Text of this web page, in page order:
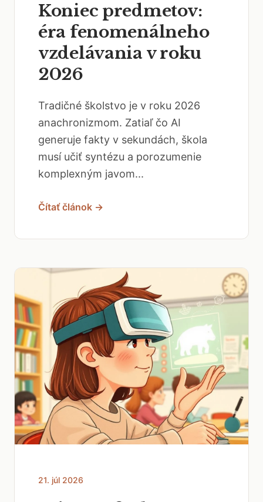
Koniec predmetov:
éra fenomenálneho
vzdelávania v roku
2026
Tradičné školstvo je v roku 2026
anachronizmom. Zatiaľ čo AI
generuje fakty v sekundách, škola
musí učiť syntézu a porozumenie
komplexným javom...
Čítať článok →
21. júl 2026